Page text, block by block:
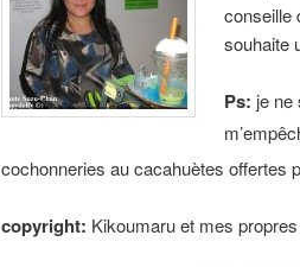
conseille
souhaite
Ps: je ne
cochonneries au cacahuètes offertes
copyright: Kikoumaru et mes